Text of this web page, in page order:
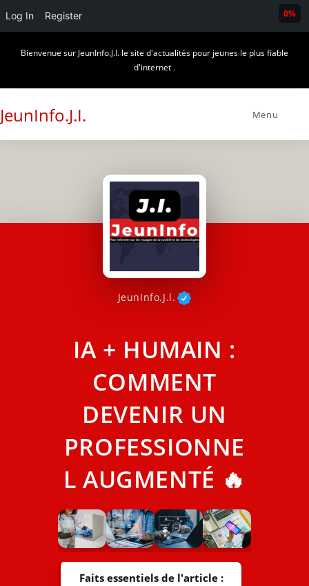
Log In Register
Bienvenue sur JeunInfo.J.I. le site d'actualités pour jeunes le plus fiable
d'internet .
JeunInfo.J.I. Menu
JeunInfo.J.l.
IA + HUMAIN :
COMMENT
DEVENIR UN
PROFESSIONNE
L AUGMENTÉ 🔥
Faits essentiels de l'article :
0%